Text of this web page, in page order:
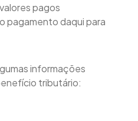
pagos
pagamento daqui para
informações
tributário: